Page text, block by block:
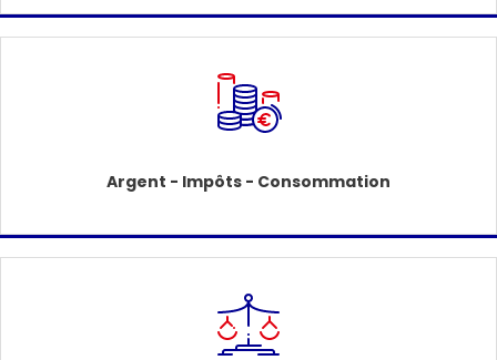
Argent - Impôts - Consommation